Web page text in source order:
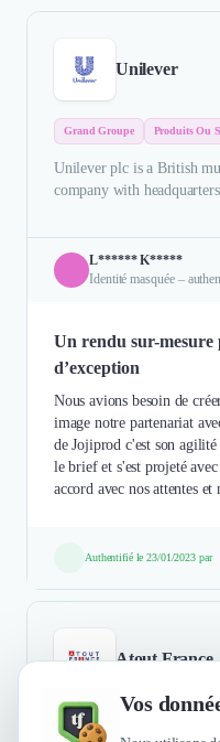
Vos
Unilever
Grand Groupe Produits Ou
Unilever plc is a British
company with
L****** K*****
Identité masquée –
Un rendu sur-
d’exception
Nous avions besoin de
image notre partenariat
de Jojiprod c'est son
le brief et s'est projeté
accord avec nos attentes et
Authentifié le 23/01/2023 par
Atout France
B2B